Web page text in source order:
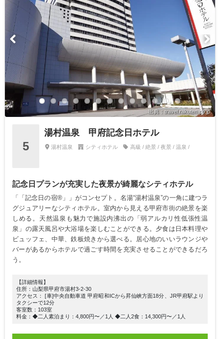
出典：travel.rakuten.co.jp
5
湯村温泉 甲府記念日ホテル
湯村温泉 シティホテル 高級 / 絶景 / 夜景 / 温泉 /
記念日プランが充実した夜景が綺麗なシティホテル
「「記念日の宿®」」がコンセプト。名湯“湯村温泉”の一角に建つラ
グジュアリーなシティホテル。室内から見える甲府市街の絶景を楽
しめる。天然温泉も魅力で施設内沸出の「弱アルカリ性低張性温
泉」の露天風呂や大浴場を楽しむことができる。夕食は日本料理や
ビュッフェ、中華、鉄板焼きから選べる。居心地のいいラウンジや
バーがあるからホテルで過ごす時間を充実させることができるだろ
う。
【詳細情報】
住所：山梨県甲府市湯村3-2-30
アクセス： [車]中央自動車道 甲府昭和ICから昇仙峡方面18分、JR甲府駅より
タクシーで12分
客室数：103室
料金：◆二人素泊まり：4,800円〜／1人 ◆二人2食：14,300円〜／1人